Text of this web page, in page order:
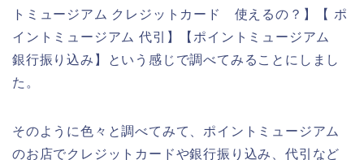
トミュージアム クレジットカード 使えるの？】【 ポ
イントミュージアム 代引】【ポイントミュージアム
銀行振り込み】という感じで調べてみることにしまし
た。
そのように色々と調べてみて、ポイントミュージアム
のお店でクレジットカードや銀行振り込み、代引など